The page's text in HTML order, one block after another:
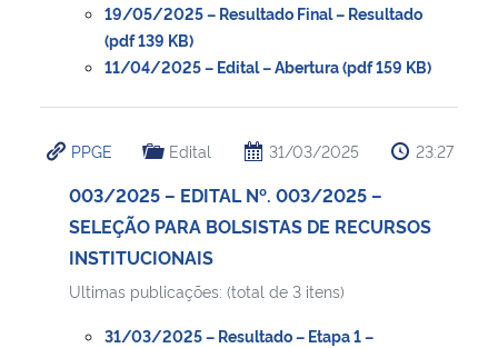
19/05/2025 – Resultado Final – Resultado
(pdf 139 KB)
11/04/2025 – Edital – Abertura (pdf 159 KB)
PPGE Edital 31/03/2025 23:27
003/2025 – EDITAL Nº. 003/2025 –
SELEÇÃO PARA BOLSISTAS DE RECURSOS
INSTITUCIONAIS
Ultimas publicações: (total de 3 itens)
31/03/2025 – Resultado – Etapa 1 –